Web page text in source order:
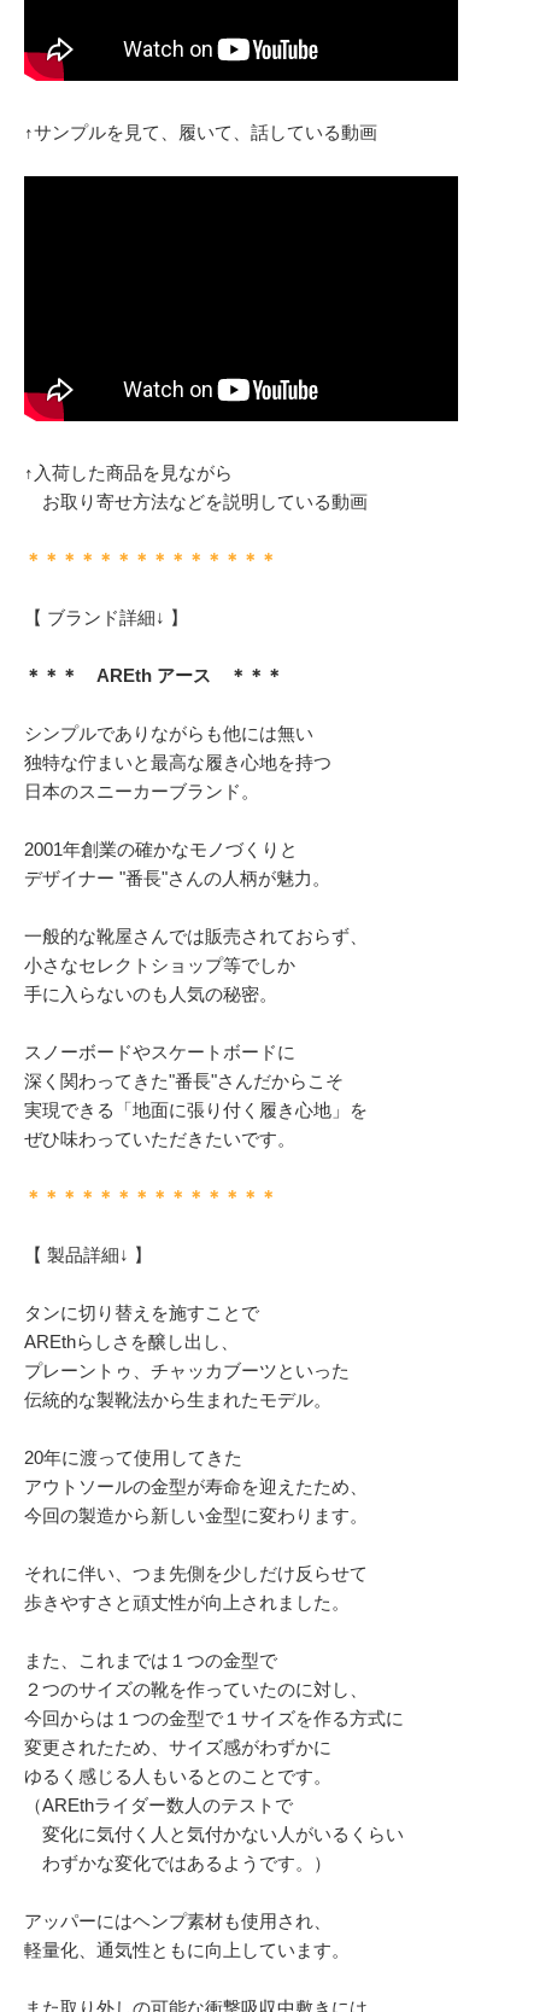
↑サンプルを見て、履いて、話している動画
↑入荷した商品を見ながら
お取り寄せ方法などを説明している動画
＊＊＊＊＊＊＊＊＊＊＊＊＊＊
【 ブランド詳細↓ 】
＊＊＊ AREth アース ＊＊＊
シンプルでありながらも他には無い
独特な佇まいと最高な履き心地を持つ
日本のスニーカーブランド。
2001年創業の確かなモノづくりと
デザイナー "番長"さんの人柄が魅力。
一般的な靴屋さんでは販売されておらず、
小さなセレクトショップ等でしか
手に入らないのも人気の秘密。
スノーボードやスケートボードに
深く関わってきた"番長"さんだからこそ
実現できる「地面に張り付く履き心地」を
ぜひ味わっていただきたいです。
＊＊＊＊＊＊＊＊＊＊＊＊＊＊
【 製品詳細↓ 】
タンに切り替えを施すことで
AREthらしさを醸し出し、
プレーントゥ、チャッカブーツといった
伝統的な製靴法から生まれたモデル。
20年に渡って使用してきた
アウトソールの金型が寿命を迎えたため、
今回の製造から新しい金型に変わります。
それに伴い、つま先側を少しだけ反らせて
歩きやすさと頑丈性が向上されました。
また、これまでは１つの金型で
２つのサイズの靴を作っていたのに対し、
今回からは１つの金型で１サイズを作る方式に
変更されたため、サイズ感がわずかに
ゆるく感じる人もいるとのことです。
（AREthライダー数人のテストで
変化に気付く人と気付かない人がいるくらい
わずかな変化ではあるようです。）
アッパーにはヘンプ素材も使用され、
軽量化、通気性ともに向上しています。